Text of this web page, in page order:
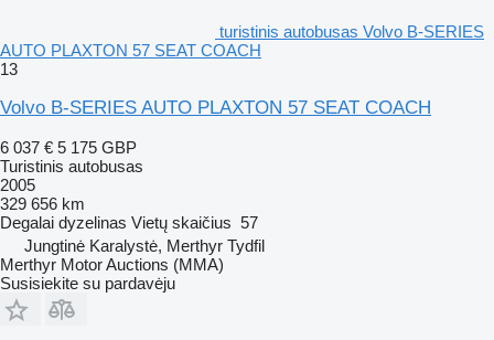
turistinis autobusas Volvo B-SERIES
AUTO PLAXTON 57 SEAT COACH
13
Volvo B-SERIES AUTO PLAXTON 57 SEAT COACH
6 037 € 5 175 GBP
Turistinis autobusas
2005
329 656 km
Degalai dyzelinas Vietų skaičius 57
Jungtinė Karalystė, Merthyr Tydfil
Merthyr Motor Auctions (MMA)
Susisiekite su pardavėju